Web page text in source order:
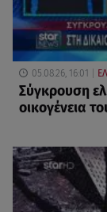
05.08.26, 16:01
Σύγκρουση
οικογένεια